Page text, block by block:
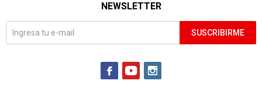
NEWSLETTER
SUSCRIBIRME
  